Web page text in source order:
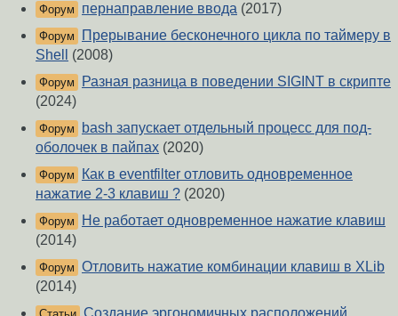
Форум пернаправление ввода (2017)
Форум
Прерывание бесконечного цикла по таймеру в
Shell
(2008)
Форум
Разная разница в поведении SIGINT в скрипте
(2024)
Форум
bash запускает отдельный процесс для под-
оболочек в пайпах (2020)
Форум
Как в eventfilter отловить одновременное
нажатие 2-3 клавиш ? (2020)
Форум
Не работает одновременное нажатие клавиш
(2014)
Форум Отловить нажатие комбинации клавиш в XLib
(2014)
Создание эргономичных расположений